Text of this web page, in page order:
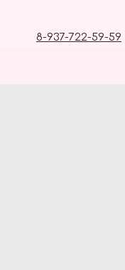
8-937-722-59-59